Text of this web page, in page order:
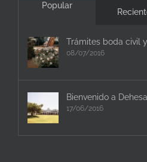
Popular
Trámites boda civil
08/07/2016
Bienvenido a
17/06/2016